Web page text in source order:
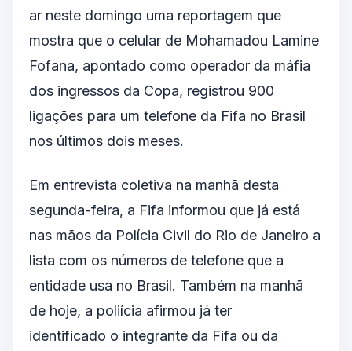
ar neste domingo uma reportagem que
mostra que o celular de Mohamadou Lamine
Fofana, apontado como operador da máfia
dos ingressos da Copa, registrou 900
ligações para um telefone da Fifa no Brasil
nos últimos dois meses.
Em entrevista coletiva na manhã desta
segunda-feira, a Fifa informou que já está
nas mãos da Polícia Civil do Rio de Janeiro a
lista com os números de telefone que a
entidade usa no Brasil. Também na manhã
de hoje, a poliícia afirmou já ter
identificado o integrante da Fifa ou da